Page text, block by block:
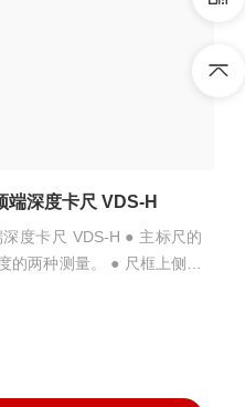
端深度卡尺 VDS-H
度卡尺 VDS-H ● 主标尺的
的两种测量。 ● 尺框上侧刻